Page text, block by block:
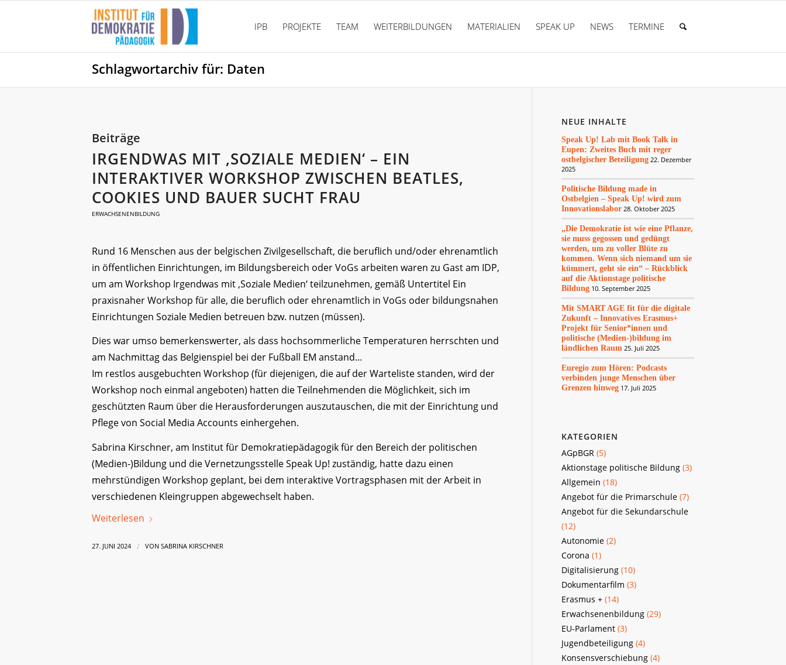
IPB PROJEKTE TEAM WEITERBILDUNGEN MATERIALIEN SPEAK UP NEWS TERMINE
Schlagwortarchiv für: Daten
Beiträge
IRGENDWAS MIT ‚SOZIALE MEDIEN‘ – EIN
INTERAKTIVER WORKSHOP ZWISCHEN BEATLES,
COOKIES UND BAUER SUCHT FRAU
ERWACHSENENBILDUNG
Rund 16 Menschen aus der belgischen Zivilgesellschaft, die beruflich und/oder ehrenamtlich
in öffentlichen Einrichtungen, im Bildungsbereich oder VoGs arbeiten waren zu Gast am IDP,
um am Workshop Irgendwas mit ‚Soziale Medien‘ teilzunehmen, gemäß Untertitel Ein
praxisnaher Workshop für alle, die beruflich oder ehrenamtlich in VoGs oder bildungsnahen
Einrichtungen Soziale Medien betreuen bzw. nutzen (müssen).
Dies war umso bemerkenswerter, als dass hochsommerliche Temperaturen herrschten und
am Nachmittag das Belgienspiel bei der Fußball EM anstand…
Im restlos ausgebuchten Workshop (für diejenigen, die auf der Warteliste standen, wird der
Workshop noch einmal angeboten) hatten die Teilnehmenden die Möglichkeit, sich im
geschützten Raum über die Herausforderungen auszutauschen, die mit der Einrichtung und
Pflege von Social Media Accounts einhergehen.
Sabrina Kirschner, am Institut für Demokratiepädagogik für den Bereich der politischen
(Medien-)Bildung und die Vernetzungsstelle Speak Up! zuständig, hatte dazu einen
mehrstündigen Workshop geplant, bei dem interaktive Vortragsphasen mit der Arbeit in
verschiedenen Kleingruppen abgewechselt haben.
Weiterlesen
27. JUNI 2024 / VON SABRINA KIRSCHNER
NEUE INHALTE
Speak Up! Lab mit Book Talk in
Eupen: Zweites Buch mit reger
ostbelgischer Beteiligung 22. Dezember
2025
Politische Bildung made in
Ostbelgien – Speak Up! wird zum
Innovationslabor 28. Oktober 2025
„Die Demokratie ist wie eine Pflanze,
sie muss gegossen und gedüngt
werden, um zu voller Blüte zu
kommen. Wenn sich niemand um sie
kümmert, geht sie ein“ – Rückblick
auf die Aktionstage politische
Bildung 10. September 2025
Mit SMART AGE fit für die digitale
Zukunft – Innovatives Erasmus+
Projekt für Senior*innen und
politische (Medien-)bildung im
ländlichen Raum 25. Juli 2025
Euregio zum Hören: Podcasts
verbinden junge Menschen über
Grenzen hinweg 17. Juli 2025
KATEGORIEN
AGpBGR(5)
Aktionstage politische Bildung(3)
Allgemein (18)
Angebot für die Primarschule(7)
Angebot für die Sekundarschule
(12)
Autonomie(2)
Corona (1)
Digitalisierung(10)
Dokumentarfilm (3)
Erasmus +(14)
Erwachsenenbildung(29)
EU-Parlament(3)
Jugendbeteiligung(4)
Konsensverschiebung(4)